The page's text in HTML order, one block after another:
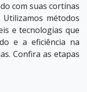
com suas cortinas
Utilizamos métodos
e tecnologias que
e a eficiência na
Confira as etapas